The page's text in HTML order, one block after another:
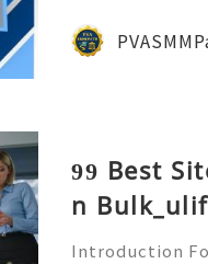
o? An old
t’s a
99 Best
n
Introduction